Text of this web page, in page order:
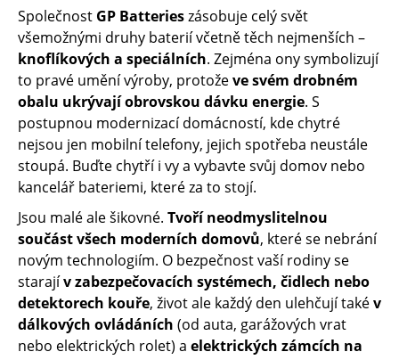
Společnost GP Batterieszásobuje celý svět
všemožnými druhy baterií včetně těch nejmenších –
knoflíkových a speciálních. Zejména ony symbolizují
to pravé umění výroby, protoževe svém drobném
obalu ukrývají obrovskou dávku energie. S
postupnou modernizací domácností, kde chytré
nejsou jen mobilní telefony, jejich spotřeba neustále
stoupá. Buďte chytří i vy a vybavte svůj domov nebo
kancelář bateriemi, které za to stojí.
Jsou malé ale šikovné. Tvoří neodmyslitelnou
součást všech moderních domovů, které se nebrání
novým technologiím. O bezpečnost vaší rodiny se
starajív zabezpečovacích systémech, čidlech nebo
detektorech kouře, život ale každý den ulehčují takév
dálkových ovládáních (od auta, garážových vrat
nebo elektrických rolet) a elektrických zámcích na